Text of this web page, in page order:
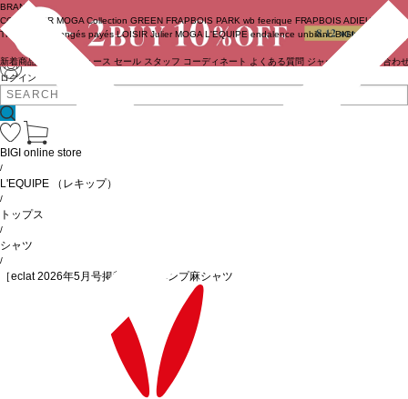
ログイン
BRAND
COUTURIER MOGA Collection GREEN FRAPBOIS PARK wb feerique FRAPBOIS ADIEU
TRISTESSE
congés payés LOISIR Julier MOGA L'EQUIPE endalence unbilanc BIGI online store
新着商品 ニュース セール スタッフ コーディネート よくある質問 ジャーナル お問い合わ
BIGI online store
/
L'EQUIPE （レキップ）
/
トップス
/
シャツ
/
［eclat 2026年5月号掲載商品］ヘンプ麻シャツ